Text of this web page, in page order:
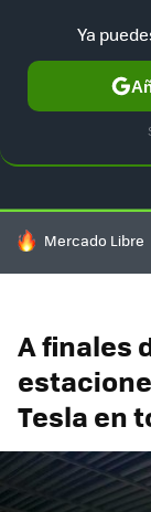
TESLA UBER
HOY SE HABLA
Mercado Libre
A finales
Tesla en
Ya